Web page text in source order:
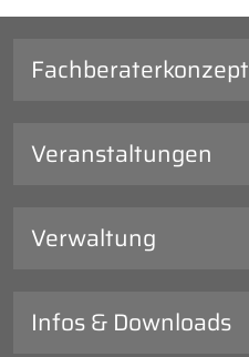
Fachberaterkonzept
Veranstaltungen
Verwaltung
Infos & Downloads